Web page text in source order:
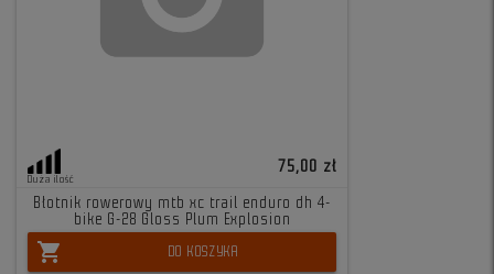
Duża ilość
75,00 zł
Błotnik rowerowy mtb xc trail enduro dh 4-
bike G-28 Gloss Plum Explosion
shopping_cart DO KOSZYKA